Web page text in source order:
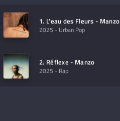
1. L'eau des Fleurs - Manzo
2025 - Urban Pop
2. Réflexe - Manzo
2025 - Rap